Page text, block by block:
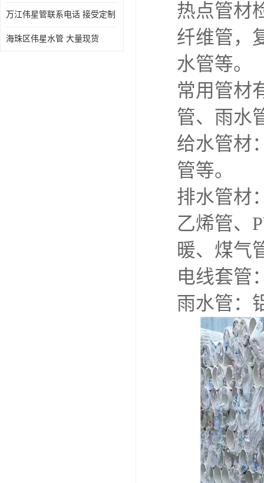
万江伟星管联系电话 接受定制
海珠区伟星水管 大量现货
热点管材
纤维管，
水管等。
常用管材
管、雨水
给水管材
管等。
排水管材
乙烯管、
暖、煤气
电线套管
雨水管：